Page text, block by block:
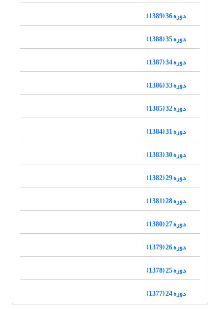
دوره 36 (1389)
دوره 35 (1388)
دوره 34 (1387)
دوره 33 (1386)
دوره 32 (1385)
دوره 31 (1384)
دوره 30 (1383)
دوره 29 (1382)
دوره 28 (1381)
دوره 27 (1380)
دوره 26 (1379)
دوره 25 (1378)
دوره 24 (1377)